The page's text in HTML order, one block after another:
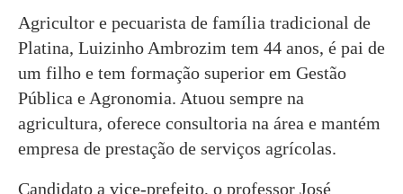
Agricultor e pecuarista de família tradicional de
Platina, Luizinho Ambrozim tem 44 anos, é pai de
um filho e tem formação superior em Gestão
Pública e Agronomia. Atuou sempre na
agricultura, oferece consultoria na área e mantém
empresa de prestação de serviços agrícolas.
Candidato a vice-prefeito, o professor José